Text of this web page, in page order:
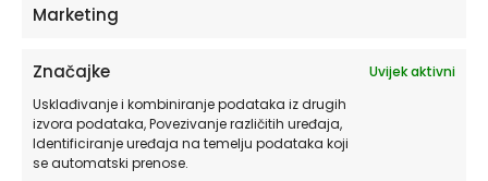
Marketing
Značajke
Uvijek aktivni
Usklađivanje i kombiniranje podataka iz drugih
izvora podataka, Povezivanje različitih uređaja,
Identificiranje uređaja na temelju podataka koji
se automatski prenose.